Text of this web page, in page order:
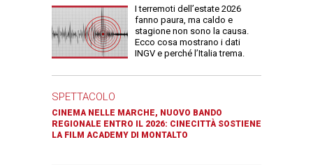
I terremoti dell’estate 2026
fanno paura, ma caldo e
stagione non sono la causa.
Ecco cosa mostrano i dati
INGV e perché l’Italia trema.
SPETTACOLO
CINEMA NELLE MARCHE, NUOVO BANDO
REGIONALE ENTRO IL 2026: CINECITTÀ SOSTIENE
LA FILM ACADEMY DI MONTALTO